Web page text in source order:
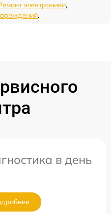
электроники,
.
в день